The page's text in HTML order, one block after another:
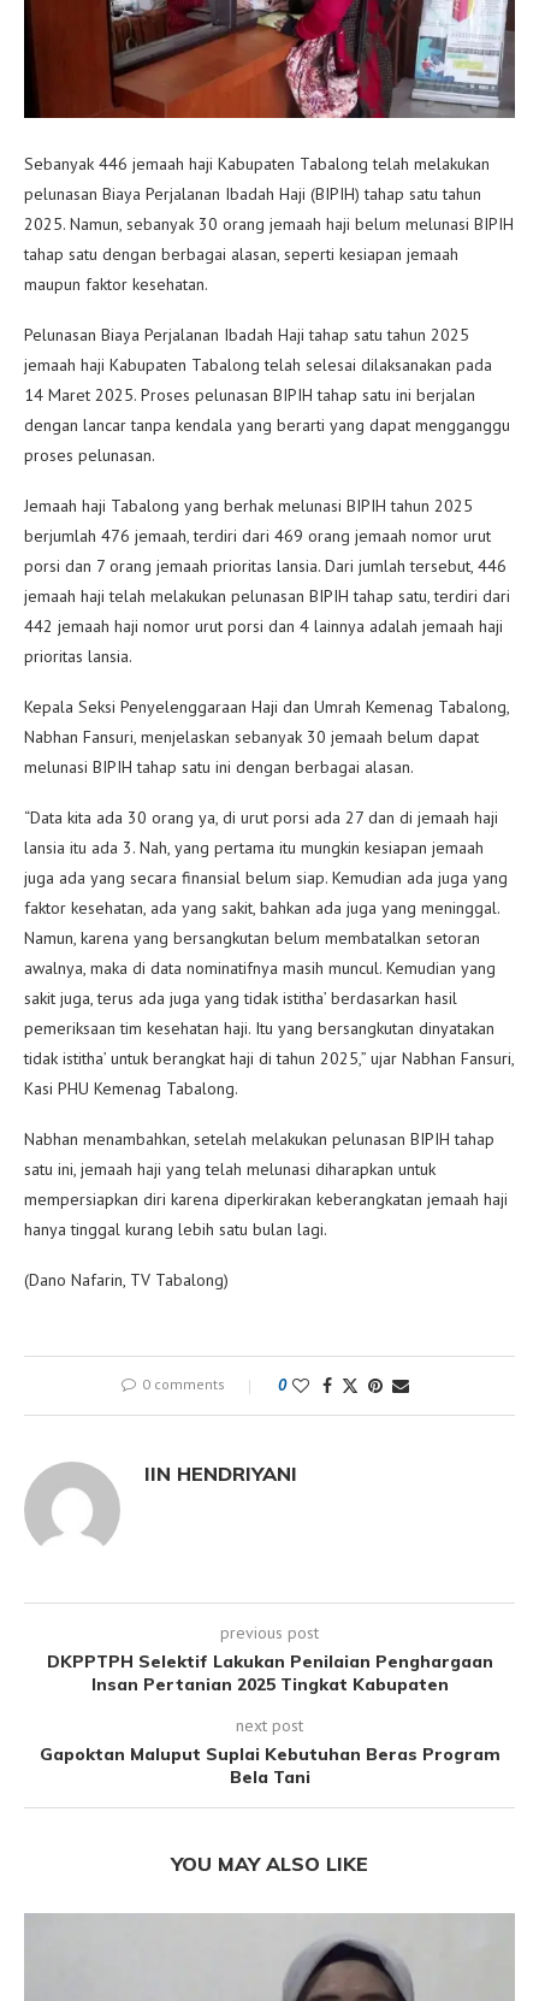
Sebanyak 446 jemaah haji Kabupaten Tabalong telah melakukan
pelunasan Biaya Perjalanan Ibadah Haji (BIPIH) tahap satu tahun
2025. Namun, sebanyak 30 orang jemaah haji belum melunasi BIPIH
tahap satu dengan berbagai alasan, seperti kesiapan jemaah
maupun faktor kesehatan.
Pelunasan Biaya Perjalanan Ibadah Haji tahap satu tahun 2025
jemaah haji Kabupaten Tabalong telah selesai dilaksanakan pada
14 Maret 2025. Proses pelunasan BIPIH tahap satu ini berjalan
dengan lancar tanpa kendala yang berarti yang dapat mengganggu
proses pelunasan.
Jemaah haji Tabalong yang berhak melunasi BIPIH tahun 2025
berjumlah 476 jemaah, terdiri dari 469 orang jemaah nomor urut
porsi dan 7 orang jemaah prioritas lansia. Dari jumlah tersebut, 446
jemaah haji telah melakukan pelunasan BIPIH tahap satu, terdiri dari
442 jemaah haji nomor urut porsi dan 4 lainnya adalah jemaah haji
prioritas lansia.
Kepala Seksi Penyelenggaraan Haji dan Umrah Kemenag Tabalong,
Nabhan Fansuri, menjelaskan sebanyak 30 jemaah belum dapat
melunasi BIPIH tahap satu ini dengan berbagai alasan.
“Data kita ada 30 orang ya, di urut porsi ada 27 dan di jemaah haji
lansia itu ada 3. Nah, yang pertama itu mungkin kesiapan jemaah
juga ada yang secara finansial belum siap. Kemudian ada juga yang
faktor kesehatan, ada yang sakit, bahkan ada juga yang meninggal.
Namun, karena yang bersangkutan belum membatalkan setoran
awalnya, maka di data nominatifnya masih muncul. Kemudian yang
sakit juga, terus ada juga yang tidak istitha’ berdasarkan hasil
pemeriksaan tim kesehatan haji. Itu yang bersangkutan dinyatakan
tidak istitha’ untuk berangkat haji di tahun 2025,” ujar Nabhan Fansuri,
Kasi PHU Kemenag Tabalong.
Nabhan menambahkan, setelah melakukan pelunasan BIPIH tahap
satu ini, jemaah haji yang telah melunasi diharapkan untuk
mempersiapkan diri karena diperkirakan keberangkatan jemaah haji
hanya tinggal kurang lebih satu bulan lagi.
(Dano Nafarin, TV Tabalong)
0 comments 0
IIN HENDRIYANI
previous post
DKPPTPH Selektif Lakukan Penilaian Penghargaan
Insan Pertanian 2025 Tingkat Kabupaten
next post
Gapoktan Maluput Suplai Kebutuhan Beras Program
Bela Tani
YOU MAY ALSO LIKE